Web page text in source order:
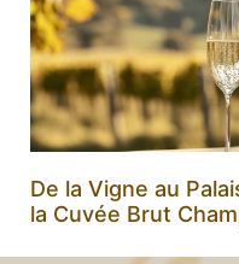
De la Vigne au
la Cuvée Brut